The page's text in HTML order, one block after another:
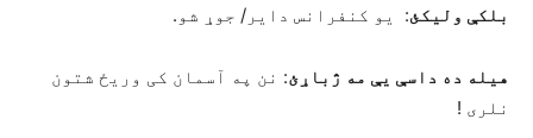
بلکې ولیکئ: یو کنفرانس دایر/ جوړ شو.
هیله ده داسې یې مه ژباړئ: نن په آسمان کی وریځ شتون
نلری !